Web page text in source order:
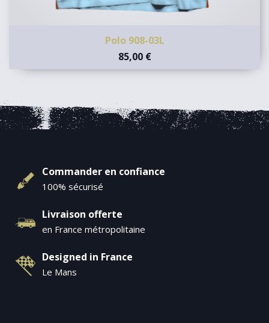
Polo 908-03L
85,00 €
Commander en confiance
100% sécurisé
Livraison offerte
en France métropolitaine
Designed in France
Le Mans